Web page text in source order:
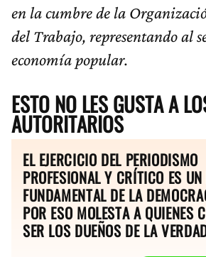
en la cumbre de la
del Trabajo, representando al
economía popular.
ESTO NO LES GUSTA A
AUTORITARIOS
EL EJERCICIO DEL PERIODISMO
PROFESIONAL Y CRÍTICO ES
FUNDAMENTAL DE LA
POR ESO MOLESTA A QUIENES
SER LOS DUEÑOS DE LA